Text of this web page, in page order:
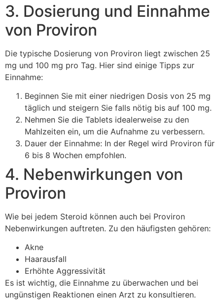
3. Dosierung und Einnahme
von Proviron
Die typische Dosierung von Proviron liegt zwischen 25
mg und 100 mg pro Tag. Hier sind einige Tipps zur
Einnahme:
Beginnen Sie mit einer niedrigen Dosis von 25 mg
täglich und steigern Sie falls nötig bis auf 100 mg.
Nehmen Sie die Tablets idealerweise zu den
Mahlzeiten ein, um die Aufnahme zu verbessern.
Dauer der Einnahme: In der Regel wird Proviron für
6 bis 8 Wochen empfohlen.
4. Nebenwirkungen von
Proviron
Wie bei jedem Steroid können auch bei Proviron
Nebenwirkungen auftreten. Zu den häufigsten gehören:
Akne
Haarausfall
Erhöhte Aggressivität
Es ist wichtig, die Einnahme zu überwachen und bei
ungünstigen Reaktionen einen Arzt zu konsultieren.